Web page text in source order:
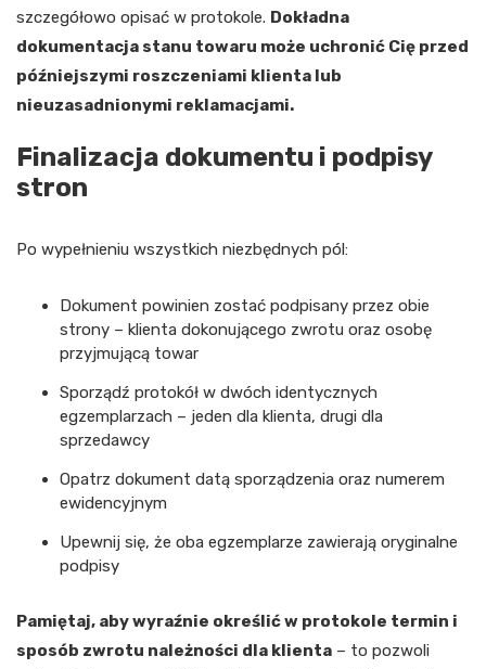
szczegółowo opisać w protokole. Dokładna
dokumentacja stanu towaru może uchronić Cię przed
późniejszymi roszczeniami klienta lub
nieuzasadnionymi reklamacjami.
Finalizacja dokumentu i podpisy
stron
Po wypełnieniu wszystkich niezbędnych pól:
Dokument powinien zostać podpisany przez obie
strony – klienta dokonującego zwrotu oraz osobę
przyjmującą towar
Sporządź protokół w dwóch identycznych
egzemplarzach – jeden dla klienta, drugi dla
sprzedawcy
Opatrz dokument datą sporządzenia oraz numerem
ewidencyjnym
Upewnij się, że oba egzemplarze zawierają oryginalne
podpisy
Pamiętaj, aby wyraźnie określić w protokole termin i
sposób zwrotu należności dla klienta – to pozwoli